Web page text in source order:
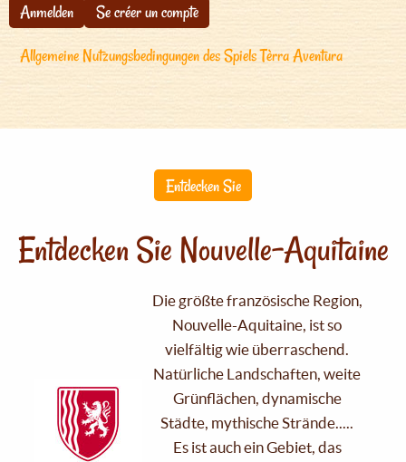
Anmelden
Se créer un compte
Allgemeine Nutzungsbedingungen des Spiels Tèrra Aventura
Entdecken Sie
Entdecken Sie Nouvelle-Aquitaine
Die größte französische Region,
Nouvelle-Aquitaine, ist so
vielfältig wie überraschend.
Natürliche Landschaften, weite
Grünflächen, dynamische
Städte, mythische Strände.....
Es ist auch ein Gebiet, das